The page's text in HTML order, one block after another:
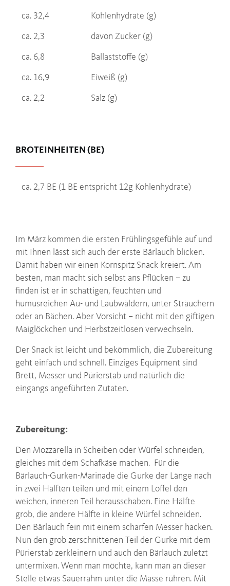
ca. 32,4 Kohlenhydrate (g)
ca. 2,3 davon Zucker (g)
ca. 6,8 Ballaststoffe (g)
ca. 16,9 Eiweiß (g)
ca. 2,2 Salz (g)
BROTEINHEITEN (BE)
ca. 2,7 BE (1 BE entspricht 12g Kohlenhydrate)
Im März kommen die ersten Frühlingsgefühle auf und
mit Ihnen lässt sich auch der erste Bärlauch blicken.
Damit haben wir einen Kornspitz-Snack kreiert. Am
besten, man macht sich selbst ans Pflücken – zu
finden ist er in schattigen, feuchten und
humusreichen Au- und Laubwäldern, unter Sträuchern
oder an Bächen. Aber Vorsicht – nicht mit den giftigen
Maiglöckchen und Herbstzeitlosen verwechseln.
Der Snack ist leicht und bekömmlich, die Zubereitung
geht einfach und schnell. Einziges Equipment sind
Brett, Messer und Pürierstab und natürlich die
eingangs angeführten Zutaten.
Zubereitung:
Den Mozzarella in Scheiben oder Würfel schneiden,
gleiches mit dem Schafkäse machen. Für die
Bärlauch-Gurken-Marinade die Gurke der Länge nach
in zwei Hälften teilen und mit einem Löffel den
weichen, inneren Teil herausschaben. Eine Hälfte
grob, die andere Hälfte in kleine Würfel schneiden.
Den Bärlauch fein mit einem scharfen Messer hacken.
Nun den grob zerschnittenen Teil der Gurke mit dem
Pürierstab zerkleinern und auch den Bärlauch zuletzt
untermixen. Wenn man möchte, kann man an dieser
Stelle etwas Sauerrahm unter die Masse rühren. Mit